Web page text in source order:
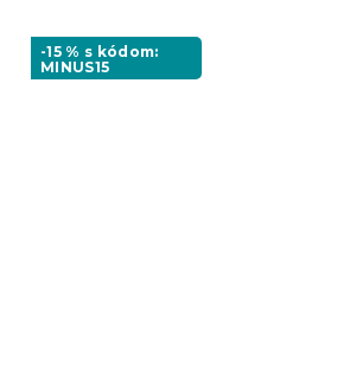
-15 % s kódom:
MINUS15